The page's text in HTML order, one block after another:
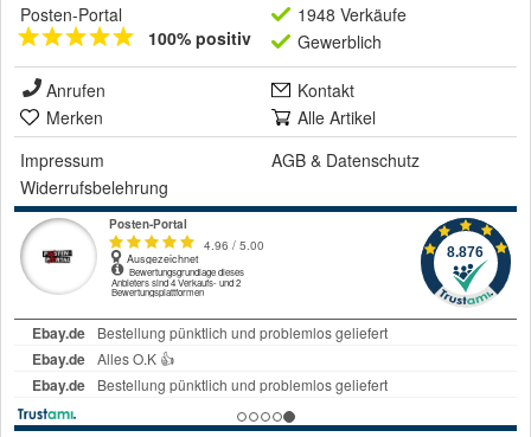
Posten-Portal
100% positiv
1948 Verkäufe
Gewerblich
Anrufen
Kontakt
Merken
Alle Artikel
Impressum
AGB & Datenschutz
Widerrufsbelehrung